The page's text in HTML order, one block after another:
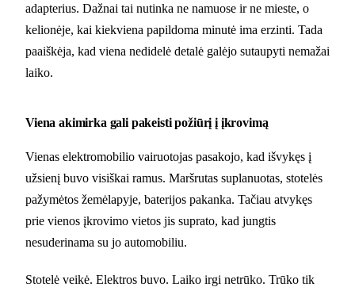
adapterius. Dažnai tai nutinka ne namuose ir ne mieste, o
kelionėje, kai kiekviena papildoma minutė ima erzinti. Tada
paaiškėja, kad viena nedidelė detalė galėjo sutaupyti nemažai
laiko.
Viena akimirka gali pakeisti požiūrį į įkrovimą
Vienas elektromobilio vairuotojas pasakojo, kad išvykęs į
užsienį buvo visiškai ramus. Maršrutas suplanuotas, stotelės
pažymėtos žemėlapyje, baterijos pakanka. Tačiau atvykęs
prie vienos įkrovimo vietos jis suprato, kad jungtis
nesuderinama su jo automobiliu.
Stotelė veikė. Elektros buvo. Laiko irgi netrūko. Trūko tik